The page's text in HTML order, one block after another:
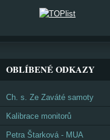
OBLÍBENÉ ODKAZY
Ch. s. Ze Zaváté samoty
Kalibrace monitorů
Petra Štarková - MUA